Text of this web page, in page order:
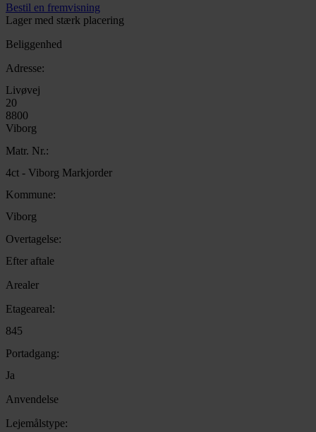
Bestil en fremvisning
Lager med stærk placering
Beliggenhed
Adresse:
Livøvej
20
8800
Viborg
Matr. Nr.:
4ct - Viborg Markjorder
Kommune:
Viborg
Overtagelse:
Efter aftale
Arealer
Etageareal:
845
Portadgang:
Ja
Anvendelse
Lejemålstype: